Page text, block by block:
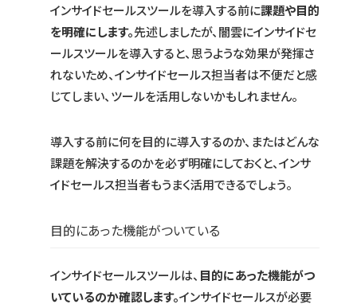
インサイドセールスツールを導入する前に課題や目的
を明確にします。先述しましたが、闇雲にインサイドセ
ールスツールを導入すると、思うような効果が発揮さ
れないため、インサイドセールス担当者は不便だと感
じてしまい、ツールを活用しないかもしれません。
導入する前に何を目的に導入するのか、またはどんな
課題を解決するのかを必ず明確にしておくと、インサ
イドセールス担当者もうまく活用できるでしょう。
目的にあった機能がついている
インサイドセールスツールは、 目的にあった機能がつ
いているのか確認します。インサイドセールスが必要